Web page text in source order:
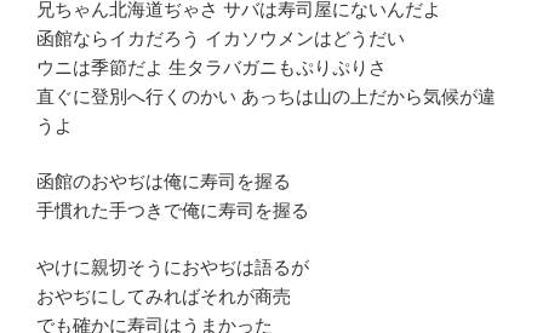
兄ちゃん北海道ぢゃさ サバは寿司屋にないんだよ
函館ならイカだろう イカソウメンはどうだい
ウニは季節だよ 生タラバガニもぷりぷりさ
直ぐに登別へ行くのかい あっちは山の上だから気候が違
うよ
函館のおやぢは俺に寿司を握る
手慣れた手つきで俺に寿司を握る
やけに親切そうにおやぢは語るが
おやぢにしてみればそれが商売
でも確かに寿司はうまかった